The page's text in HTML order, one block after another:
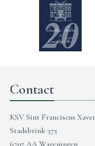
Contact
KSV Sint Franciscus
Stadsbrink 373
6707 AA Wageningen